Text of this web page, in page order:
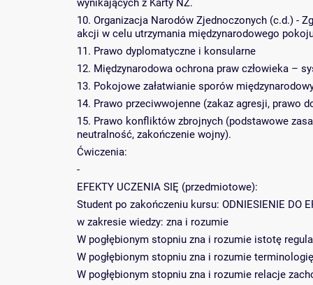
wynikających z Karty NZ.
10. Organizacja Narodów Zjednoczonych (c.d.) -
akcji w celu utrzymania międzynarodowego
11. Prawo dyplomatyczne i konsularne
12. Międzynarodowa ochrona praw człowieka –
13. Pokojowe załatwianie sporów
14. Prawo przeciwwojenne (zakaz agresji, prawo
15. Prawo konfliktów zbrojnych (podstawowe
neutralność, zakończenie wojny).
Ćwiczenia:
-
EFEKTY UCZENIA SIĘ (przedmiotowe):
Student po zakończeniu kursu: ODNIESIENIE DO
w zakresie wiedzy: zna i rozumie
W pogłębionym stopniu zna i rozumie istotę
W pogłębionym stopniu zna i rozumie
W pogłębionym stopniu zna i rozumie relacje